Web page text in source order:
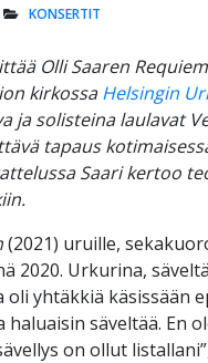
KONSERTIT
Olli Saaren
kirkossaHelsingin
ja solisteina laulavat
tapaus
Saari kertoo
(2021) uruille,
2020. Urkurina,
yhtäkkiä käsissään
säveltää. En
on ollut